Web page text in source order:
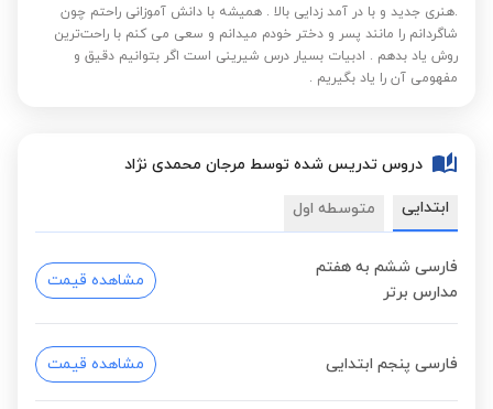
.هنری جدید و با در آمد زدایی بالا . همیشه با دانش آموزانی راحتم چون
شاگردانم را مانند پسر و دختر خودم میدانم و سعی می کنم با راحت‌ترین
روش یاد بدهم . ادبیات بسیار درس شیرینی است اگر بتوانیم دقیق و
مفهومی آن را یاد بگیریم .
دروس تدریس شده توسط مرجان محمدی نژاد
ابتدایی متوسطه اول
فارسی ششم به هفتم
مدارس برتر
مشاهده قیمت
فارسی پنجم ابتدایی مشاهده قیمت